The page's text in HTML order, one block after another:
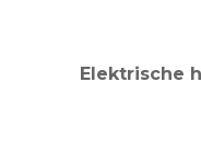
Elektrische